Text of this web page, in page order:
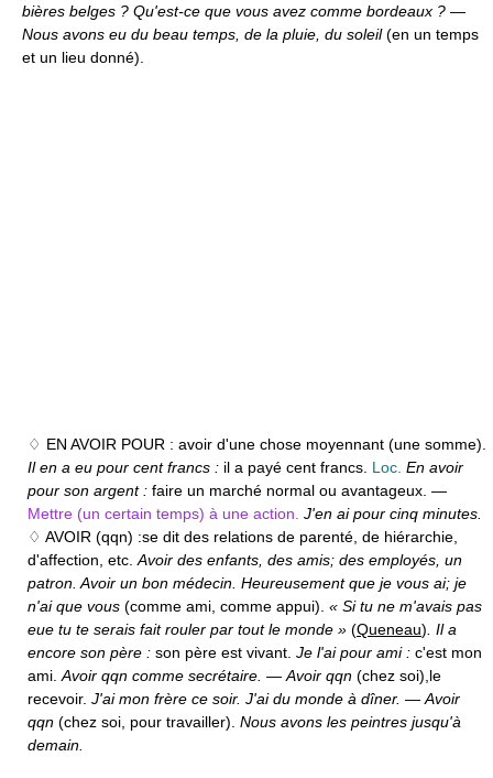
bières belges ? Qu'est-ce que vous avez comme bordeaux ? —
Nous avons eu du beau temps, de la pluie, du soleil(en un temps
et un lieu donné).
♢ EN AVOIR POUR : avoir d'une chose moyennant (une somme).
Il en a eu pour cent francs : il a payé cent francs. Loc. En avoir
pour son argent : faire un marché normal ou avantageux. —
Mettre (un certain temps) à une action. J'en ai pour cinq minutes.
♢ AVOIR (qqn) :se dit des relations de parenté, de hiérarchie,
d'affection, etc. Avoir des enfants, des amis; des employés, un
patron. Avoir un bon médecin. Heureusement que je vous ai; je
n'ai que vous (comme ami, comme appui). « Si tu ne m'avais pas
eue tu te serais fait rouler par tout le monde » (Queneau) . Il a
encore son père : son père est vivant. Je l'ai pour ami : c'est mon
ami. Avoir qqn comme secrétaire. — Avoir qqn (chez soi), le
recevoir. J'ai mon frère ce soir. J'ai du monde à dîner. — Avoir
qqn (chez soi, pour travailler). Nous avons les peintres jusqu'à
demain.